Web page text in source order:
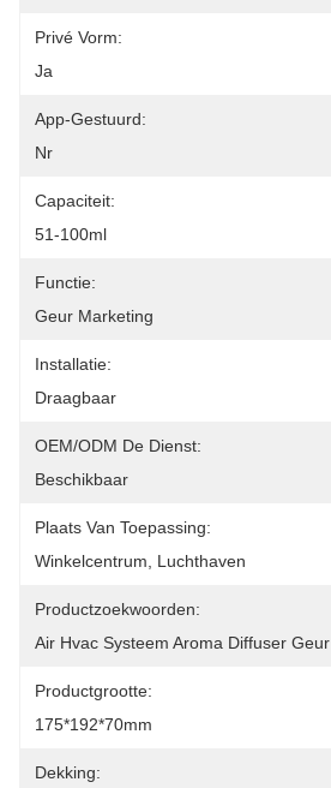
Privé Vorm:
Ja
App-Gestuurd:
Nr
Capaciteit:
51-100ml
Functie:
Geur Marketing
Installatie:
Draagbaar
OEM/ODM De Dienst:
Beschikbaar
Plaats Van Toepassing:
Winkelcentrum, Luchthaven
Productzoekwoorden:
Air Hvac Systeem Aroma Diffuser Geur
Productgrootte:
175*192*70mm
Dekking: